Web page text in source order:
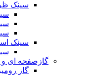
سینک
سینک
گازصفحه ای
گاز